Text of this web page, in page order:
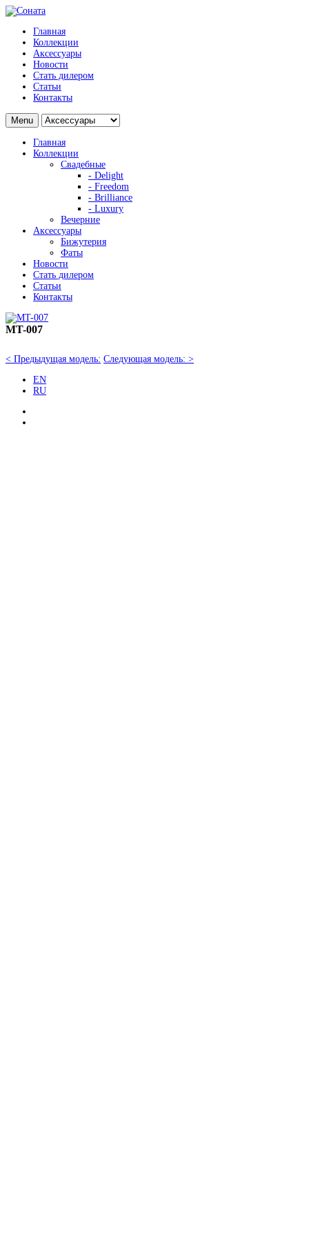
Главная
Коллекции
Аксессуары
Новости
Стать дилером
Статьи
Контакты
Menu
Главная
Коллекции
Свадебные
- Delight
- Freedom
- Brilliance
- Luxury
Вечерние
Аксессуары
Бижутерия
Фаты
Новости
Стать дилером
Статьи
Контакты
MT-007
< Предыдущая модель: Следующая модель: >
EN
RU